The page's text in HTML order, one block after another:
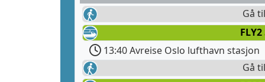
Gå
13:40 Avreise Oslo lufthavn stasjon
Gå